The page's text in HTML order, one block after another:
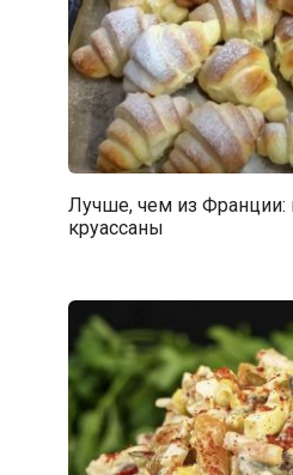
Лучше, чем из Франции:
круассаны